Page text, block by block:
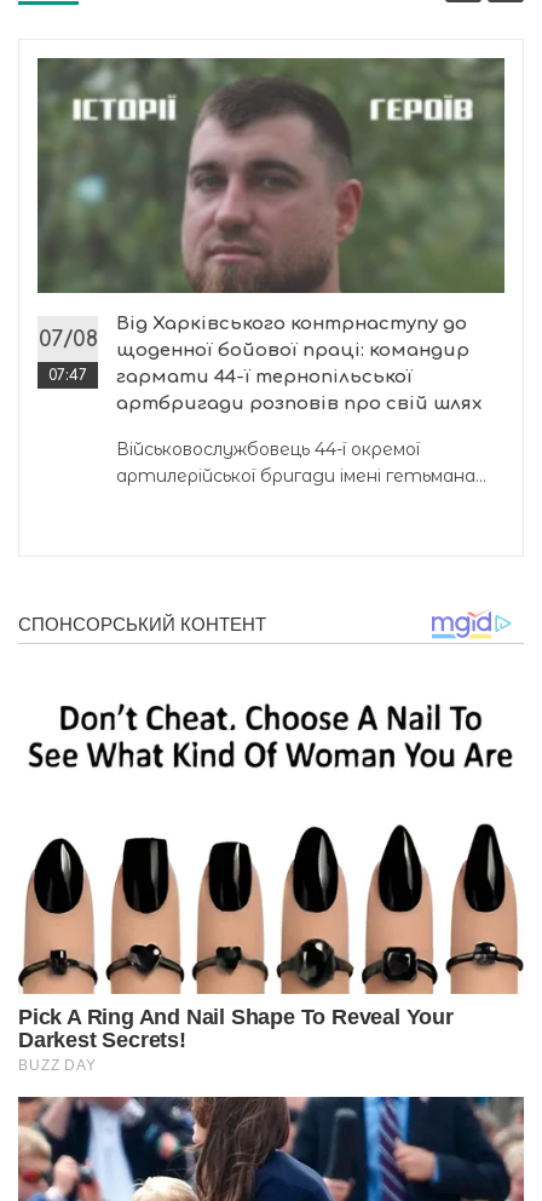
07/08
07:47
Від Харківського контрнаступу до
щоденної бойової праці: командир
гармати 44-ї тернопільської
артбригади розповів про свій шлях
Військовослужбовець 44-ї окремої
артилерійської бригади імені гетьмана...